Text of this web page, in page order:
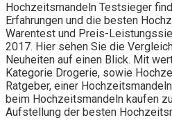
Hochzeitsmandeln Testsieger
Erfahrungen und die besten
Warentest und Preis-
2017. Hier sehen Sie die
Neuheiten auf einen Blick. Mit
Kategorie Drogerie, sowie
Ratgeber, einer
beim Hochzeitsmandeln kaufen
Aufstellung der besten